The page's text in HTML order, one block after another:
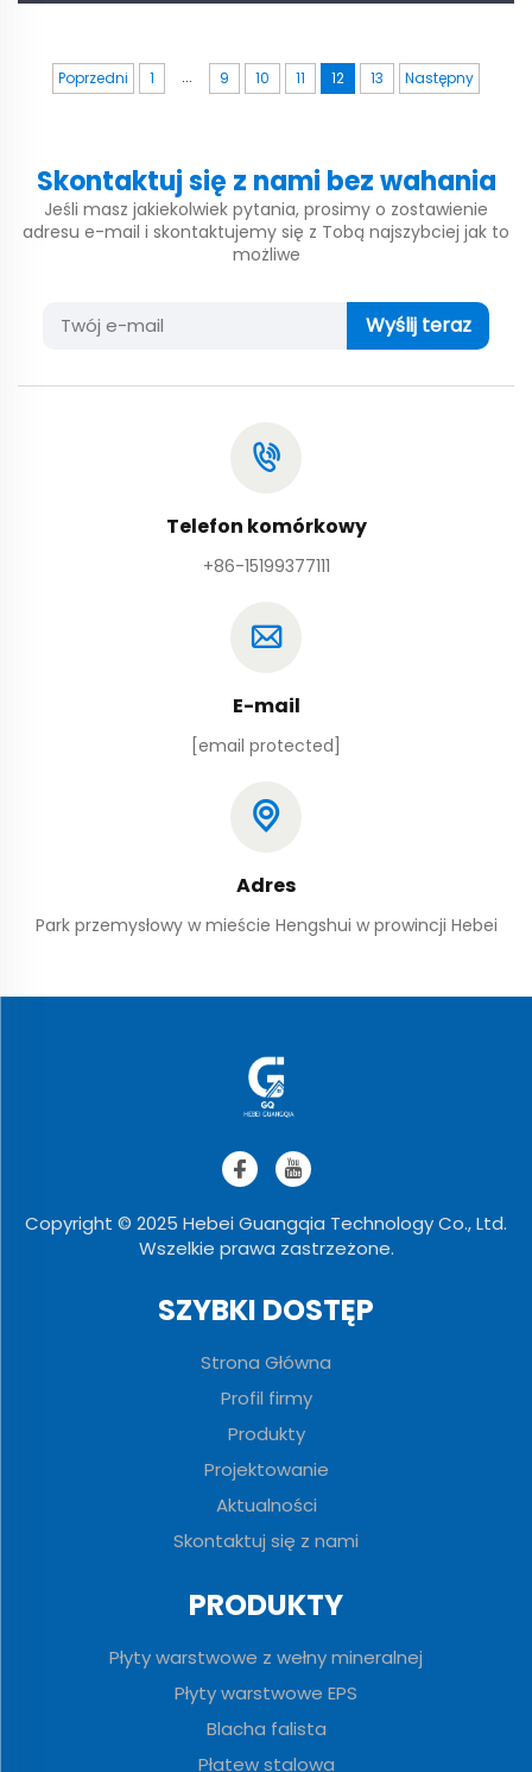
Poprzedni 1 ... 9 10 11 12 13 Następny
Skontaktuj się z nami bez wahania
Jeśli masz jakiekolwiek pytania, prosimy o zostawienie
adresu e-mail i skontaktujemy się z Tobą najszybciej jak to
możliwe
Wyślij teraz
Telefon komórkowy
+86-15199377111
E-mail
[email protected]
Adres
Park przemysłowy w mieście Hengshui w prowincji Hebei
Copyright © 2025 Hebei Guangqia Technology Co., Ltd.
Wszelkie prawa zastrzeżone.
SZYBKI DOSTĘP
Strona Główna
Profil firmy
Produkty
Projektowanie
Aktualności
Skontaktuj się z nami
PRODUKTY
Płyty warstwowe z wełny mineralnej
Płyty warstwowe EPS
Blacha falista
Płatew stalowa